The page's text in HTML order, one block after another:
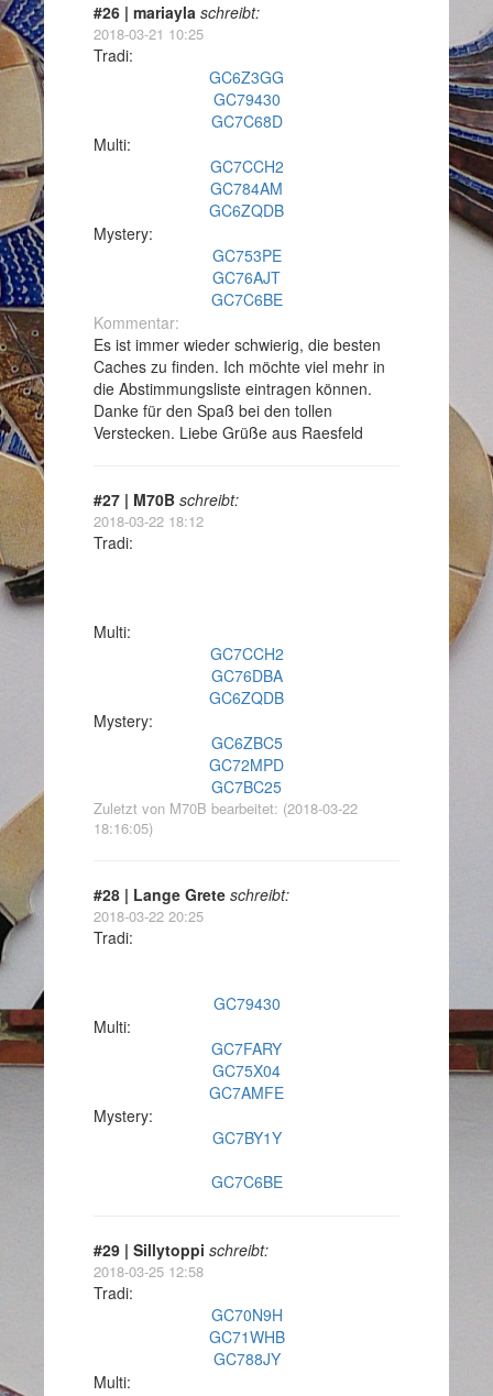
#26 | mariayla schreibt:
2018-03-21 10:25
Tradi:
GC6Z3GG
GC79430
GC7C68D
Multi:
GC7CCH2
GC784AM
GC6ZQDB
Mystery:
GC753PE
GC76AJT
GC7C6BE
Kommentar:
Es ist immer wieder schwierig, die besten
Caches zu finden. Ich möchte viel mehr in
die Abstimmungsliste eintragen können.
Danke für den Spaß bei den tollen
Verstecken. Liebe Grüße aus Raesfeld
#27 | M70B schreibt:
2018-03-22 18:12
Tradi:
Multi:
GC7CCH2
GC76DBA
GC6ZQDB
Mystery:
GC6ZBC5
GC72MPD
GC7BC25
Zuletzt von M70B bearbeitet: (2018-03-22
18:16:05)
#28 | Lange Grete schreibt:
2018-03-22 20:25
Tradi:
GC79430
Multi:
GC7FARY
GC75X04
GC7AMFE
Mystery:
GC7BY1Y
GC7C6BE
#29 | Sillytoppi schreibt:
2018-03-25 12:58
Tradi:
GC70N9H
GC71WHB
GC788JY
Multi: